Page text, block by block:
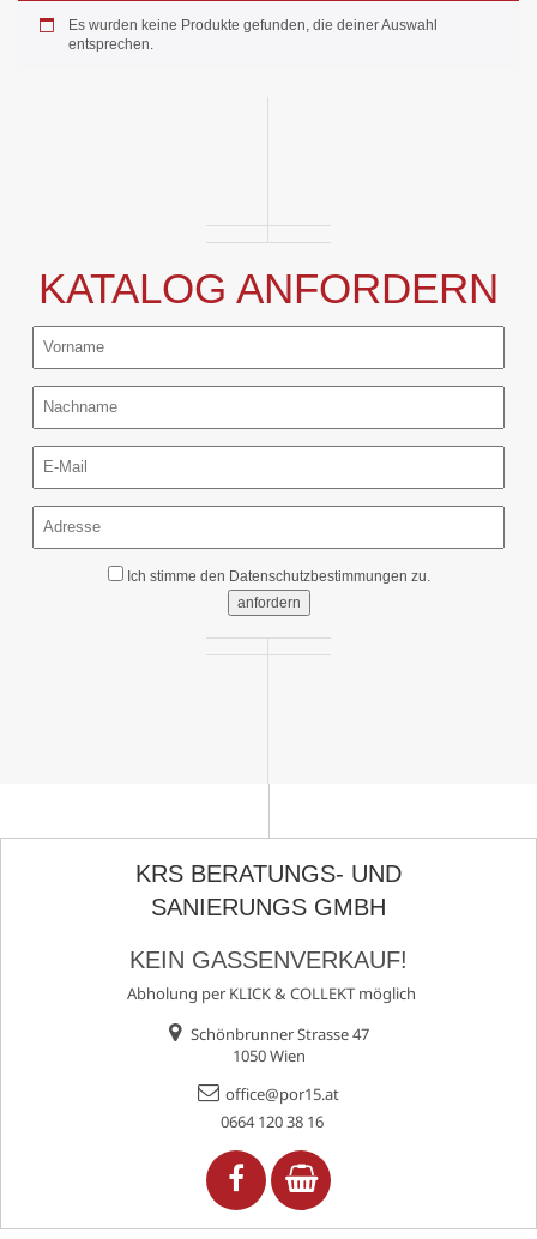
Es wurden keine Produkte gefunden, die deiner Auswahl
entsprechen.
KATALOG ANFORDERN
Ich stimme den Datenschutzbestimmungen zu.
anfordern
KRS BERATUNGS- UND
SANIERUNGS GMBH
KEIN GASSENVERKAUF!
Abholung per KLICK & COLLEKT möglich
Schönbrunner Strasse 47
1050 Wien
office@por15.at
0664 120 38 16